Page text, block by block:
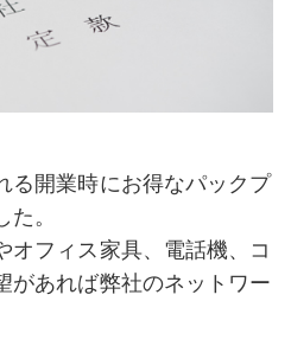
る開業時にお得なパックプ
。
オフィス家具、電話機、コ
があれば弊社のネットワー